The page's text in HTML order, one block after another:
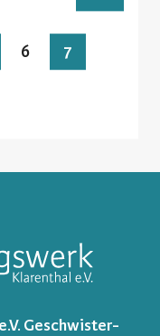
6 7
Geschwister-